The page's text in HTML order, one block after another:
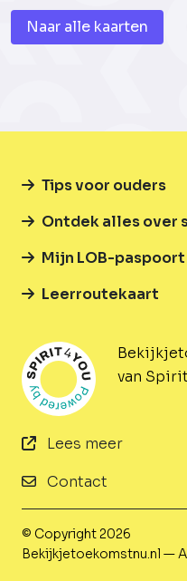
Naar alle kaarten
van
Lees meer
Contact
Tips voor ouders
Ontdek alles over
Mijn LOB-paspoort
Leerroutekaart
© Copyright 2026
Bekijkjetoekomstnu.nl —